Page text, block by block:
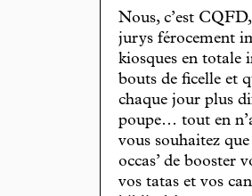
Nous, c’est
jurys férocement
kiosques en totale
bouts de ficelle et
chaque jour plus
poupe… tout en
vous souhaitez
occas’ de booster
vos tatas et vos